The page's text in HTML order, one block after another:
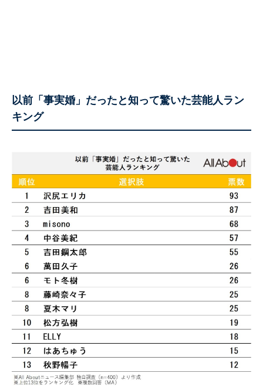
以前「事実婚」だったと知って驚いた芸能人ラン
キング